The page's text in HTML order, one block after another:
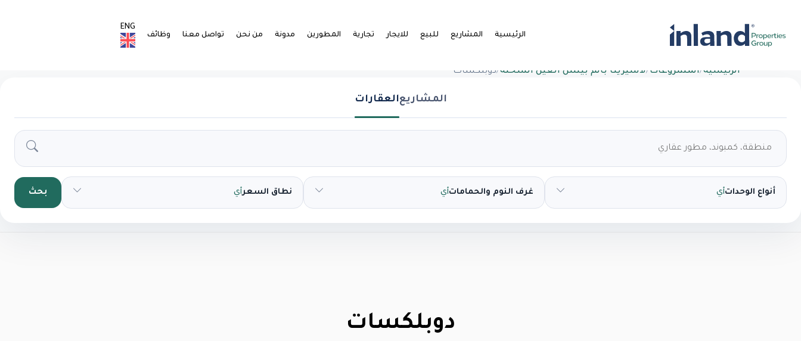
الرئيسية المشاريع للبيع للايجار تجارية المطورين مدونة من نحن تواصل معنا وظائف
ENG
الرئيسية/المشروعات /لاسيرينا بالم بيتش العين السخنة/دوبلكسات
المشاريعالعقارات
أنواع الوحداتأي غرف النوم والحماماتأي نطاق السعرأي بحث
دوبلكسات